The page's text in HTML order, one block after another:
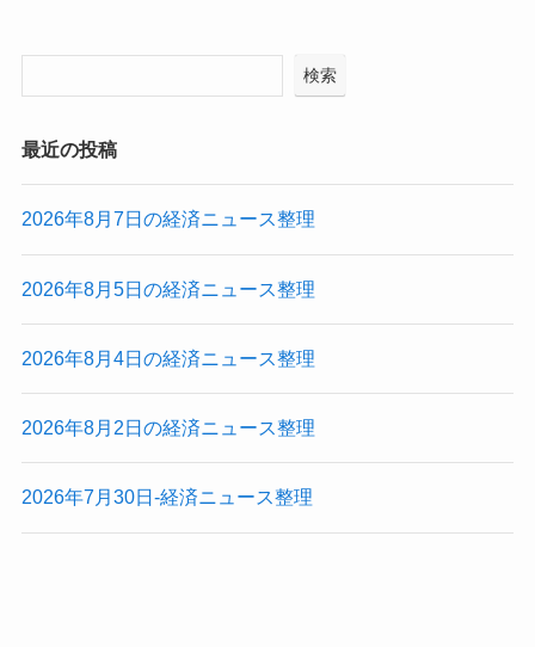
検索
最近の投稿
2026年8月7日の経済ニュース整理
2026年8月5日の経済ニュース整理
2026年8月4日の経済ニュース整理
2026年8月2日の経済ニュース整理
2026年7月30日-経済ニュース整理